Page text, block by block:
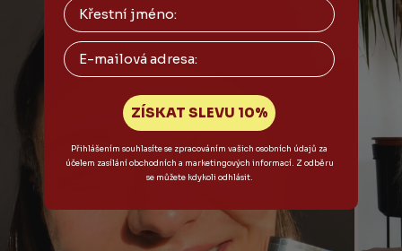
Email
ZÍSKAT SLEVU 10%
Přihlášením souhlasíte se zpracováním vašich osobních údajů za
účelem zasílání obchodních a marketingových informací. Z odběru
se můžete kdykoli odhlásit.